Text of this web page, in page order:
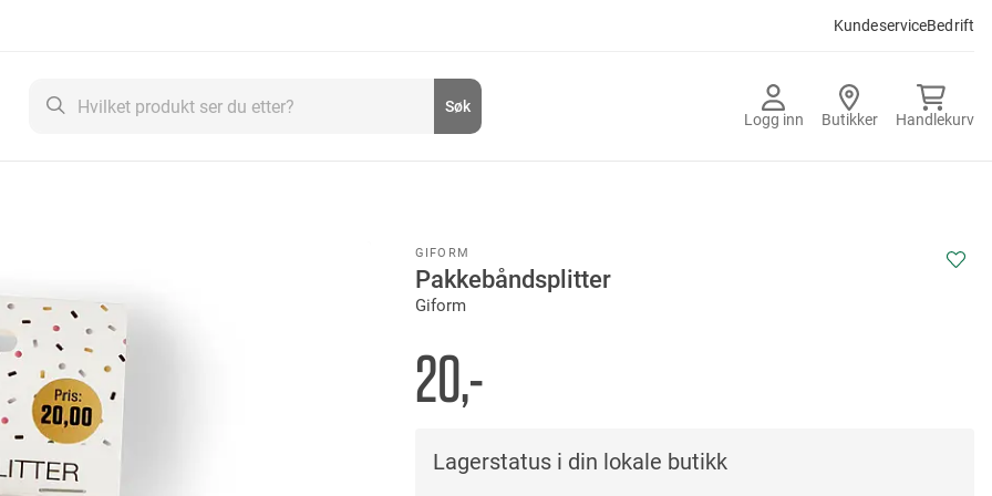
KundeserviceBedrift
Logg inn Butikker Handlekurv
Søk
GIFORM
Pakkebåndsplitter
Giform
20,-
Lagerstatus i din lokale butikk